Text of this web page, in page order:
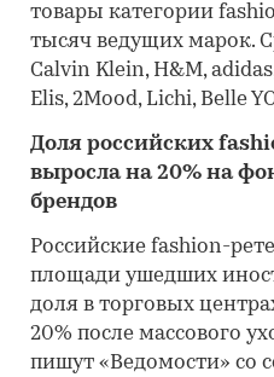
товары категории
тысяч ведущих марок.
Calvin Klein, H&M,
Elis, 2Mood, Lichi, Belle
Доля российских
выросла на 20% на
брендов
Российские fashion-
площади ушедших
доля в торговых
20% после массового
пишут «Ведомости» со